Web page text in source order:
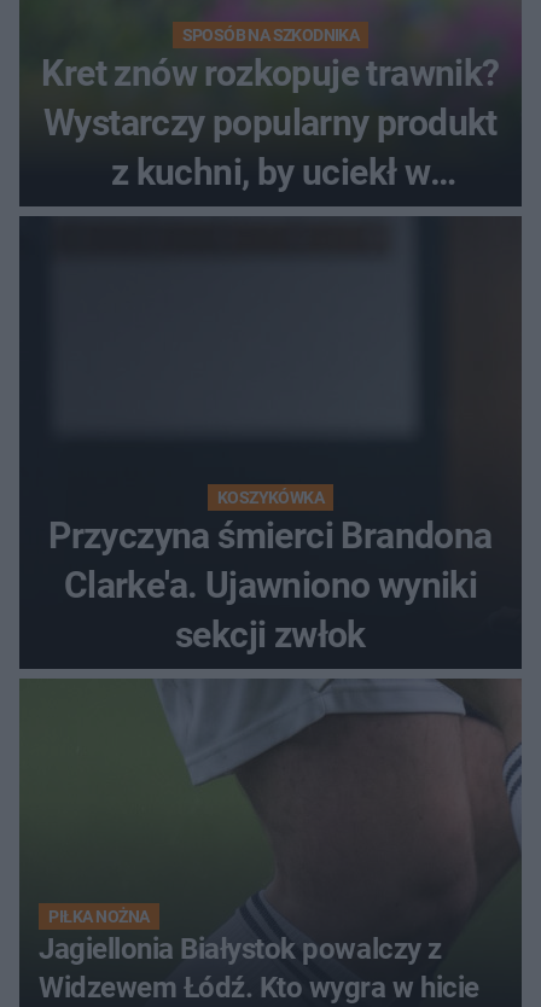
SPOSÓB NA SZKODNIKA
Kret znów rozkopuje trawnik?
Wystarczy popularny produkt
z kuchni, by uciekł w
popłochu
KOSZYKÓWKA
Przyczyna śmierci Brandona
Clarke'a. Ujawniono wyniki
sekcji zwłok
PIŁKA NOŻNA
Jagiellonia Białystok powalczy z
Widzewem Łódź. Kto wygra w hicie